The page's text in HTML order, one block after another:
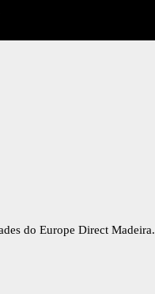
do Europe Direct Madeira.